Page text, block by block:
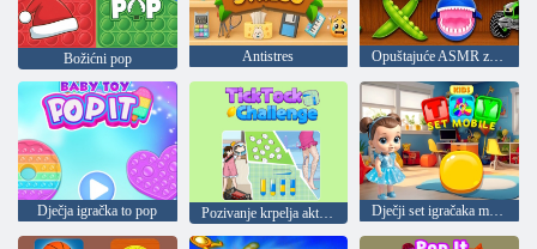
Božićni pop Antistres Opuštajuće ASMR zagonetke
Dječja igračka to pop Pozivanje krpelja aktualna Dječji set igračaka mobitel